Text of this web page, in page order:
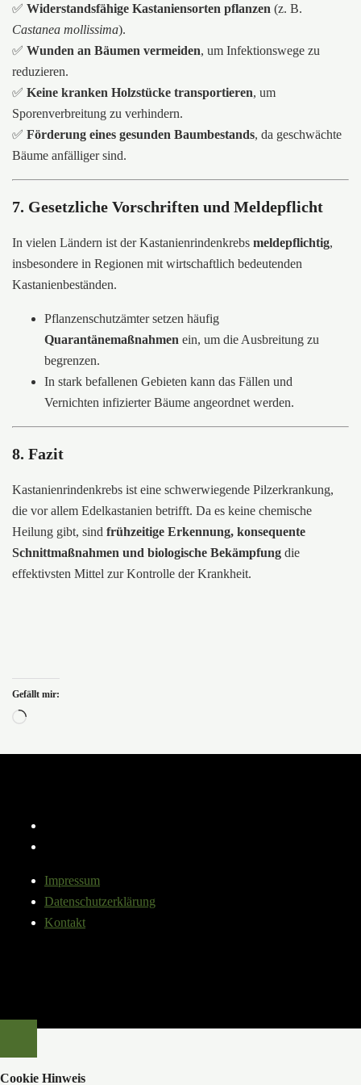
✅ Widerstandsfähige Kastaniensorten pflanzen (z. B.
Castanea mollissima).
✅ Wunden an Bäumen vermeiden, um Infektionswege zu
reduzieren.
✅ Keine kranken Holzstücke transportieren, um
Sporenverbreitung zu verhindern.
✅ Förderung eines gesunden Baumbestands, da geschwächte
Bäume anfälliger sind.
7. Gesetzliche Vorschriften und Meldepflicht
In vielen Ländern ist der Kastanienrindenkrebs meldepflichtig,
insbesondere in Regionen mit wirtschaftlich bedeutenden
Kastanienbeständen.
Pflanzenschutzämter setzen häufig
Quarantänemaßnahmen ein, um die Ausbreitung zu
begrenzen.
In stark befallenen Gebieten kann das Fällen und
Vernichten infizierter Bäume angeordnet werden.
8. Fazit
Kastanienrindenkrebs ist eine schwerwiegende Pilzerkrankung,
die vor allem Edelkastanien betrifft. Da es keine chemische
Heilung gibt, sind frühzeitige Erkennung, konsequente
Schnittmaßnahmen und biologische Bekämpfung die
effektivsten Mittel zur Kontrolle der Krankheit.
Gefällt mir:
Wird
Impressum
Datenschutzerklärung
Kontakt
Cookie Hinweis